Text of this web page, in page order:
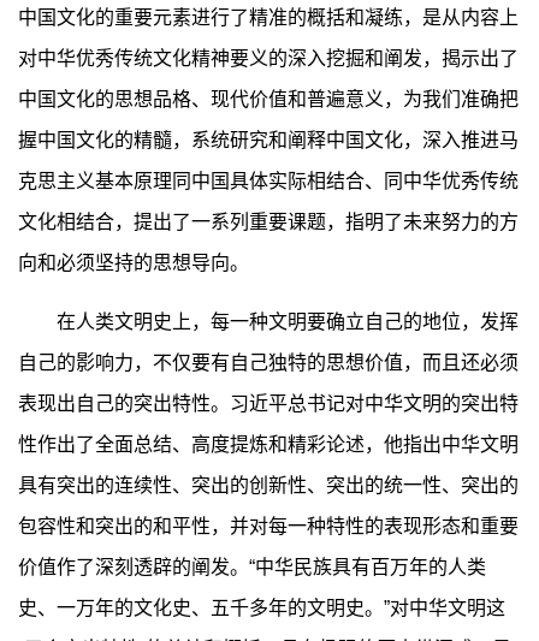
中国文化的重要元素进行了精准的概括和凝练，是从内容上
对中华优秀传统文化精神要义的深入挖掘和阐发，揭示出了
中国文化的思想品格、现代价值和普遍意义，为我们准确把
握中国文化的精髓，系统研究和阐释中国文化，深入推进马
克思主义基本原理同中国具体实际相结合、同中华优秀传统
文化相结合，提出了一系列重要课题，指明了未来努力的方
向和必须坚持的思想导向。
在人类文明史上，每一种文明要确立自己的地位，发挥
自己的影响力，不仅要有自己独特的思想价值，而且还必须
表现出自己的突出特性。习近平总书记对中华文明的突出特
性作出了全面总结、高度提炼和精彩论述，他指出中华文明
具有突出的连续性、突出的创新性、突出的统一性、突出的
包容性和突出的和平性，并对每一种特性的表现形态和重要
价值作了深刻透辟的阐发。“中华民族具有百万年的人类
史、一万年的文化史、五千多年的文明史。”对中华文明这